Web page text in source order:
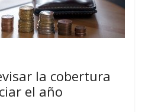
la cobertura
el año